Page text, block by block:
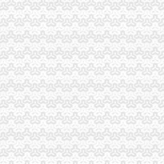
暨关联交易报告书_国机汽
发股并上市的律师工作报
戏城注册公司办营业执
污综合理工程管护项目
登报-河南郑
-钟楼区永红昌万货运服